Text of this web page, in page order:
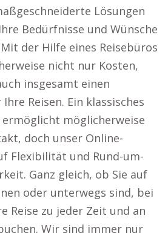
Lösungen
Bedürfnisse und Wünsche
der Hilfe eines Reisebüros
nicht nur Kosten,
insgesamt einen
Reisen. Ein klassisches
möglicherweise
doch unser Online-
Flexibilität und Rund-um-
Ganz gleich, ob Sie auf
oder unterwegs sind, bei
Reise zu jeder Zeit und an
Wir sind immer nur